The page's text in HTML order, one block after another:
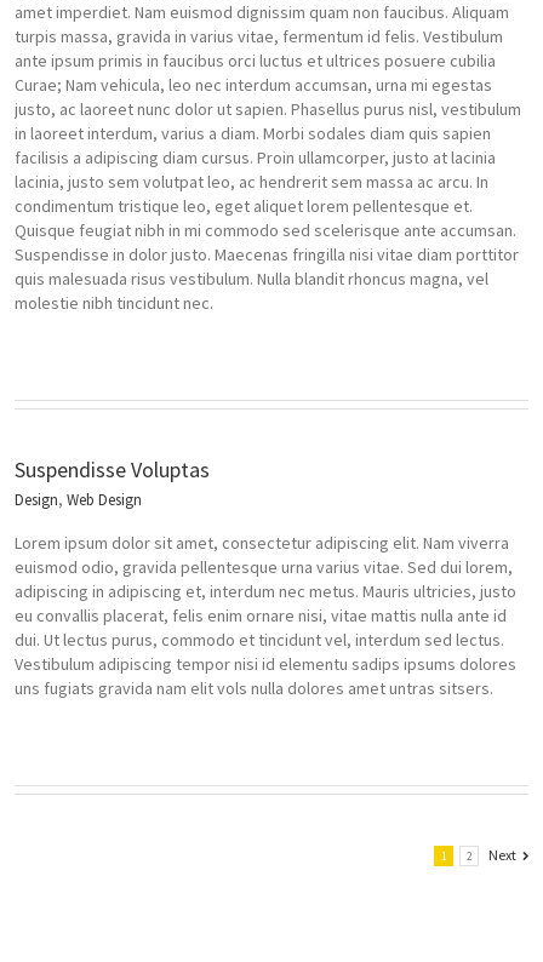
amet imperdiet. Nam euismod dignissim quam non faucibus. Aliquam
turpis massa, gravida in varius vitae, fermentum id felis. Vestibulum
ante ipsum primis in faucibus orci luctus et ultrices posuere cubilia
Curae; Nam vehicula, leo nec interdum accumsan, urna mi egestas
justo, ac laoreet nunc dolor ut sapien. Phasellus purus nisl, vestibulum
in laoreet interdum, varius a diam. Morbi sodales diam quis sapien
facilisis a adipiscing diam cursus. Proin ullamcorper, justo at lacinia
lacinia, justo sem volutpat leo, ac hendrerit sem massa ac arcu. In
condimentum tristique leo, eget aliquet lorem pellentesque et.
Quisque feugiat nibh in mi commodo sed scelerisque ante accumsan.
Suspendisse in dolor justo. Maecenas fringilla nisi vitae diam porttitor
quis malesuada risus vestibulum. Nulla blandit rhoncus magna, vel
molestie nibh tincidunt nec.
Suspendisse Voluptas
Design, Web Design
Lorem ipsum dolor sit amet, consectetur adipiscing elit. Nam viverra
euismod odio, gravida pellentesque urna varius vitae. Sed dui lorem,
adipiscing in adipiscing et, interdum nec metus. Mauris ultricies, justo
eu convallis placerat, felis enim ornare nisi, vitae mattis nulla ante id
dui. Ut lectus purus, commodo et tincidunt vel, interdum sed lectus.
Vestibulum adipiscing tempor nisi id elementu sadips ipsums dolores
uns fugiats gravida nam elit vols nulla dolores amet untras sitsers.
1 2 Next